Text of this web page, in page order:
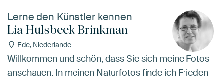
Lerne den Künstler kennen
Lia Hulsbeek Brinkman
Ede, Niederlande
Willkommen und schön, dass Sie sich meine Fotos
anschauen. In meinen Naturfotos finde ich Frieden